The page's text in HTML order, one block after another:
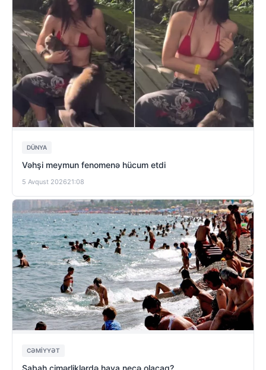
DÜNYA
Vəhşi meymun fenomenə hücum etdi
5 Avqust 202621:08
CƏMIYYƏT
Sabah çimərliklərdə hava necə olacaq?